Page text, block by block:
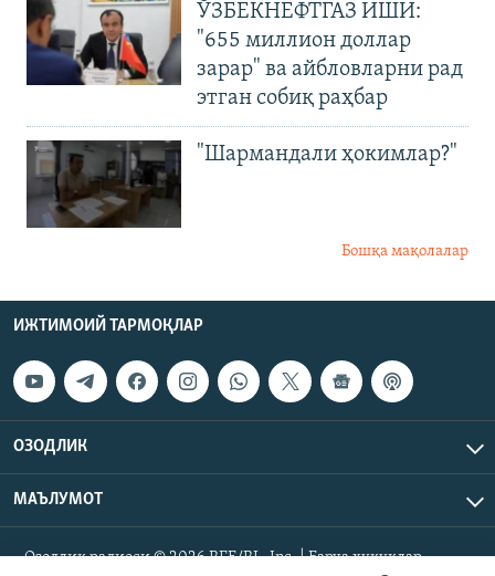
ЎЗБЕКНЕФТГАЗ ИШИ:
"655 миллион доллар
зарар" ва айбловларни рад
этган собиқ раҳбар
"Шармандали ҳокимлар?"
Бошқа мақолалар
ИЖТИМОИЙ ТАРМОҚЛАР
ОЗОДЛИК
МАЪЛУМОТ
Озодлик радиоси © 2026 RFE/RL, Inc. | Барча ҳуқуқлар